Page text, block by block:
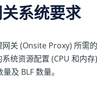
系统要求
关 (Onsite Proxy) 所需
统资源配置 (CPU 和内
及 BLF 数量。